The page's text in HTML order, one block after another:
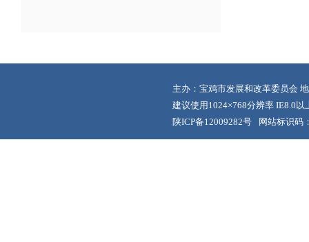
主办：宝鸡市发展和改革委员会
建议使用1024×768分辨率 IE8.0以
陕ICP备12009282号
网站标识码